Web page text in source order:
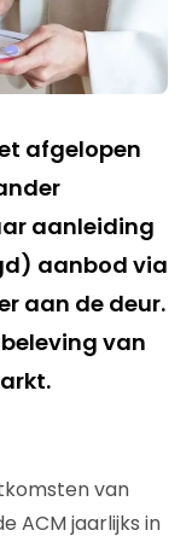
afgelopen
aanleiding
aanbod via
aan de deur.
van
van
ACM jaarlijks in